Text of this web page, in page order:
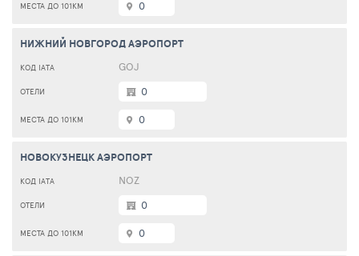
0
НИЖНИЙ НОВГОРОД АЭРОПОРТ
GOJ
0
0
НОВОКУЗНЕЦК АЭРОПОРТ
NOZ
0
0